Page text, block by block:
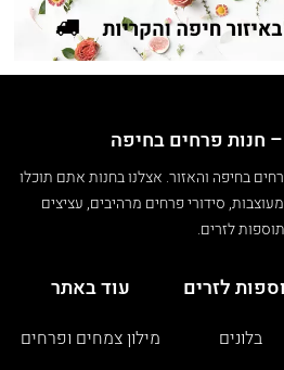
חנות פרחים בחיפה
בחיפה והאזור. אצלנו בחנות אתם תוכלו
סידורי פרחים מרהיבים, עציצים
לזרים.
לזרים
בלונים
עוד באתר
מילון צמחים ופרחים